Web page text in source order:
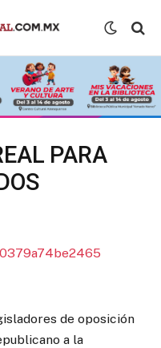
PARA
de oposición
a la